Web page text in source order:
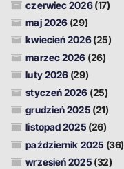
czerwiec 2026(17)
maj 2026 (29)
kwiecień 2026(25)
marzec 2026 (26)
luty 2026 (29)
styczeń 2026 (25)
grudzień 2025 (21)
listopad 2025 (26)
październik 2025 (36)
wrzesień 2025 (32)